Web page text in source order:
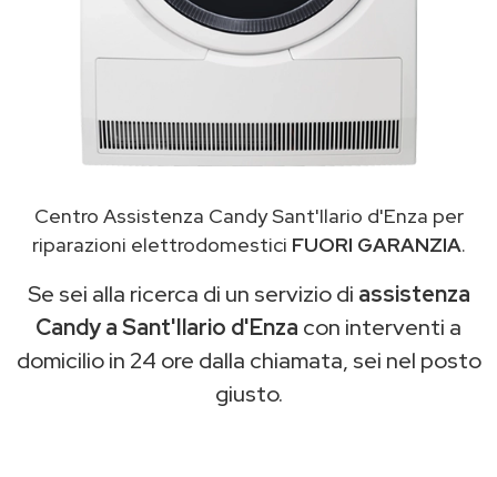
Centro Assistenza Candy Sant'Ilario d'Enza per
riparazioni elettrodomestici FUORI GARANZIA.
Se sei alla ricerca di un servizio di assistenza
Candy a Sant'Ilario d'Enza con interventi a
domicilio in 24 ore dalla chiamata, sei nel posto
giusto.